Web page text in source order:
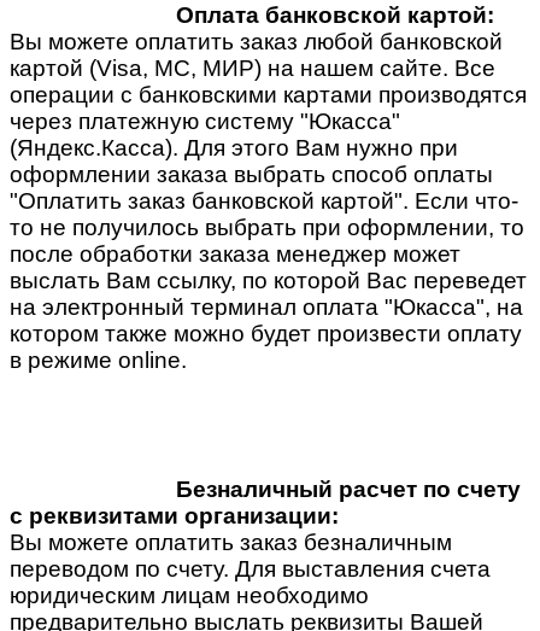
Оплата банковской картой:
Вы можете оплатить заказ любой банковской
картой (Visa, MC, МИР) на нашем сайте. Все
операции с банковскими картами производятся
через платежную систему "Юкасса"
(Яндекс.Касса). Для этого Вам нужно при
оформлении заказа выбрать способ оплаты
"Оплатить заказ банковской картой". Если что-
то не получилось выбрать при оформлении, то
после обработки заказа менеджер может
выслать Вам ссылку, по которой Вас переведет
на электронный терминал оплата "Юкасса", на
котором также можно будет произвести оплату
в режиме online.
Безналичный расчет по счету
с реквизитами организации:
Вы можете оплатить заказ безналичным
переводом по счету. Для выставления счета
юридическим лицам необходимо
предварительно выслать реквизиты Вашей